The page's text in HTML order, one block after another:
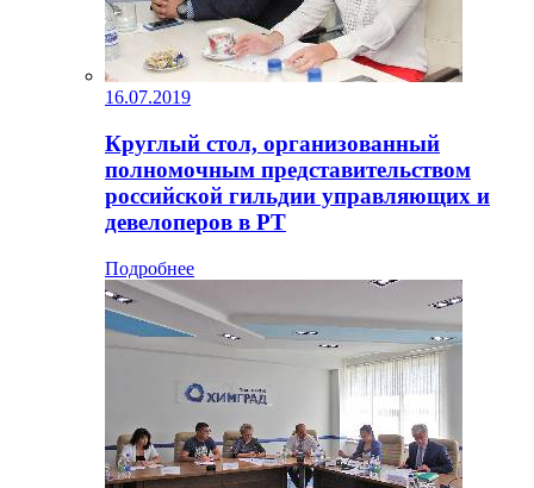
16.07.2019
Круглый стол, организованный
полномочным представительством
российской гильдии управляющих и
девелоперов в РТ
Подробнее